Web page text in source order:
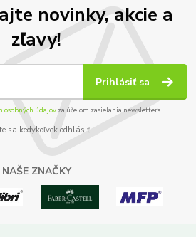
novinky, akcie a
zľavy!
Prihlásiť sa
osobných údajov za účelom zasielania newslettera.
sa kedykoľvek odhlásiť.
NAŠE ZNAČKY